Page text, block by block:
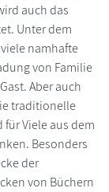
auch das
Unter dem
namhafte
von Familie
Aber auch
traditionelle
Viele aus dem
Besonders
der
von Büchern